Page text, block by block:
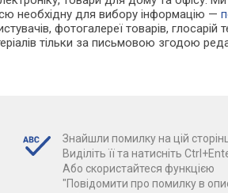
необхідну для вибору інформацію —
фотогалереї товарів, глосарій
тільки за письмовою згодою
Знайшли помилку на цій
Виділіть її та натисніть
Або скористайтеся функцією
"Повідомити про помилку в